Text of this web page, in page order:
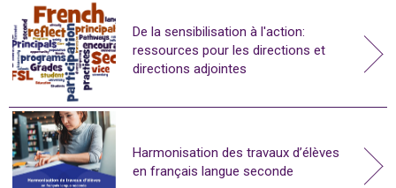
De la sensibilisation à l'action:
ressources pour les directions et
directions adjointes
Harmonisation des travaux d’élèves
en français langue seconde